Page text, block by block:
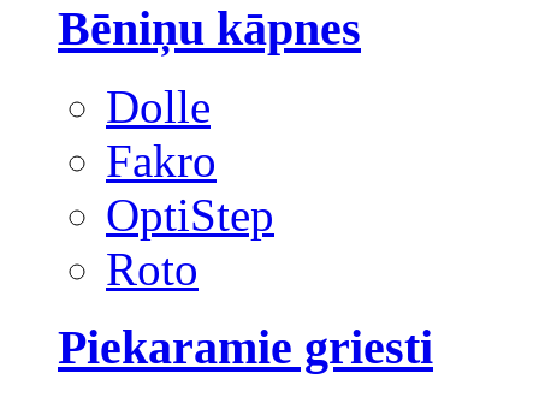
Bēniņu kāpnes
Dolle
Fakro
OptiStep
Roto
Piekaramie griesti